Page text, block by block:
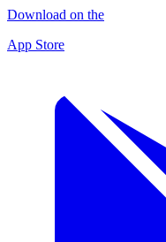
Download on the
App Store